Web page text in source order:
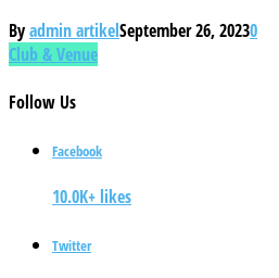
Byadmin artikelSeptember 26, 20230
Club & Venue
Follow Us
Facebook
10.0K+ likes
Twitter